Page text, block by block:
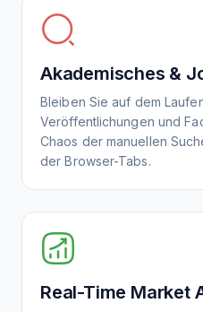
Akademisches &
Bleiben Sie auf dem
Veröffentlichungen und
Chaos der manuellen
der Browser-Tabs.
Real-Time Market